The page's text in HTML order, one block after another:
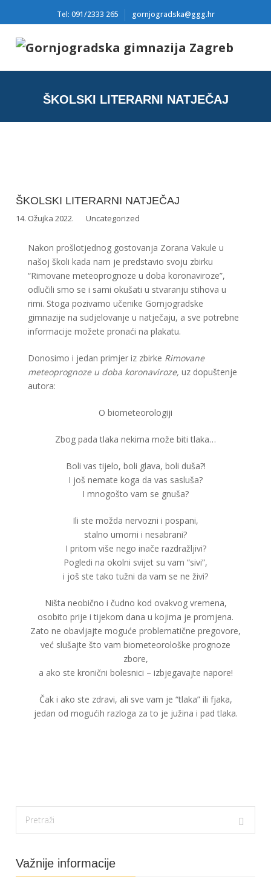
Tel: 091/2333 265 gornjogradska@ggg.hr
ŠKOLSKI LITERARNI NATJEČAJ
ŠKOLSKI LITERARNI NATJEČAJ
14. Ožujka 2022. Uncategorized
Nakon prošlotjednog gostovanja Zorana Vakule u
našoj školi kada nam je predstavio svoju zbirku
“Rimovane meteoprognoze u doba koronaviroze”,
odlučili smo se i sami okušati u stvaranju stihova u
rimi. Stoga pozivamo učenike Gornjogradske
gimnazije na sudjelovanje u natječaju, a sve potrebne
informacije možete pronaći na plakatu.
Donosimo i jedan primjer iz zbirke Rimovane
meteoprognoze u doba koronaviroze,uz dopuštenje
autora:
O biometeorologiji
Zbog pada tlaka nekima može biti tlaka…
Boli vas tijelo, boli glava, boli duša?!
I još nemate koga da vas sasluša?
I mnogošto vam se gnuša?
Ili ste možda nervozni i pospani,
stalno umorni i nesabrani?
I pritom više nego inače razdražljivi?
Pogledi na okolni svijet su vam “sivi”,
i još ste tako tužni da vam se ne živi?
Ništa neobično i čudno kod ovakvog vremena,
osobito prije i tijekom dana u kojima je promjena.
Zato ne obavljajte moguće problematične pregovore,
već slušajte što vam biometeorološke prognoze
zbore,
a ako ste kronični bolesnici – izbjegavajte napore!
Čak i ako ste zdravi, ali sve vam je “tlaka” ili fjaka,
jedan od mogućih razloga za to je južina i pad tlaka.
Važnije informacije